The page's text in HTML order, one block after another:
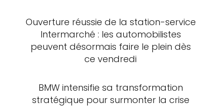
Ouverture réussie de la station-service
Intermarché : les automobilistes
peuvent désormais faire le plein dès
ce vendredi
BMW intensifie sa transformation
stratégique pour surmonter la crise